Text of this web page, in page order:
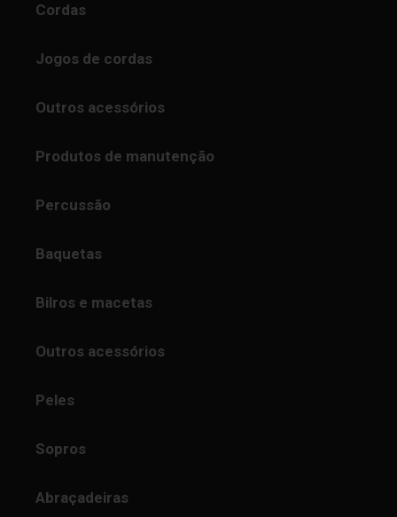
Cordas
Jogos de cordas
Outros acessórios
Produtos de manutenção
Percussão
Baquetas
Bilros e macetas
Outros acessórios
Peles
Sopros
Abraçadeiras